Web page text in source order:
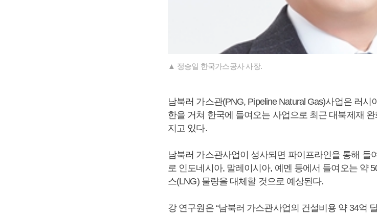
▲ 정승일 한국가스공사 사장.
남북러 가스관(PNG, Pipeline Natural Gas)사업은 러
한을 거쳐 한국에 들여오는 사업으로 최근 대북제재
지고 있다.
남북러 가스관사업이 성사되면 파이프라인을 통해 들
로 인도네시아, 말레이시아, 예멘 등에서 들여오는 약
스(LNG) 물량을 대체할 것으로 예상된다.
강 연구원은 “남북러 가스관사업의 건설비용 약 34억